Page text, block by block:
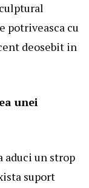
potriveasca cu
deosebit in
unei
aduci un strop
suport